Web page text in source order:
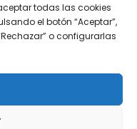
todas las cookies
el botón “Aceptar”,
o configurarlas
abogados
las materias de
de 50 años al